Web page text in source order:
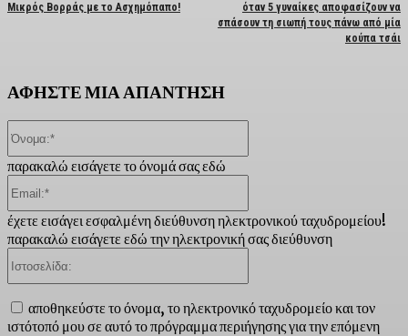
Μικρός Βορράς με το Ασχημόπαπο!
όταν 5 γυναίκες αποφασίζουν να
σπάσουν τη σιωπή τους πάνω από μία
κούπα τσάι
ΑΦΗΣΤΕ ΜΙΑ ΑΠΑΝΤΗΣΗ
παρακαλώ εισάγετε το όνομά σας εδώ
έχετε εισάγει εσφαλμένη διεύθυνση ηλεκτρονικού ταχυδρομείου!
παρακαλώ εισάγετε εδώ την ηλεκτρονική σας διεύθυνση
αποθηκεύστε το όνομα, το ηλεκτρονικό ταχυδρομείο και τον
ιστότοπό μου σε αυτό το πρόγραμμα περιήγησης για την επόμενη